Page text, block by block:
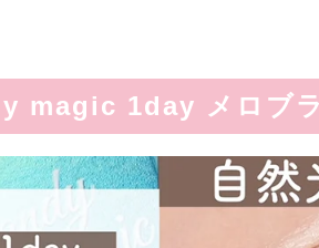
magic 1day メロブ